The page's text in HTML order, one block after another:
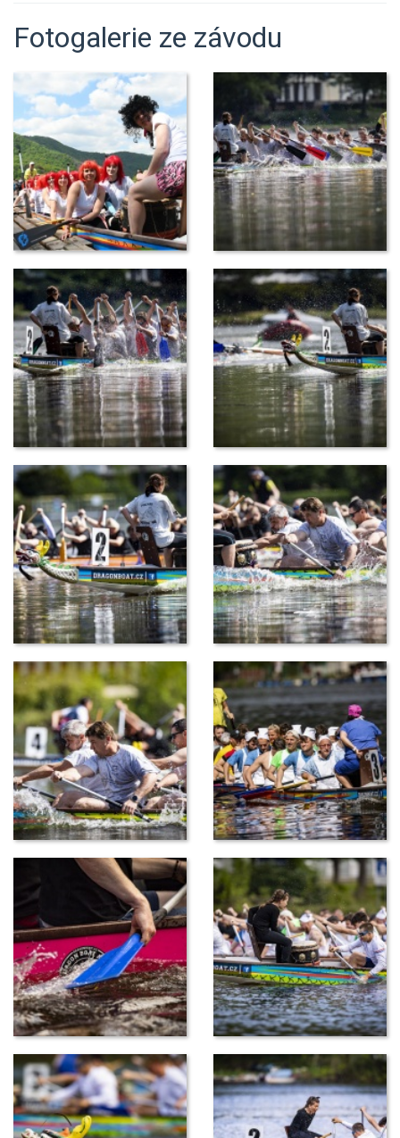
Fotogalerie ze závodu